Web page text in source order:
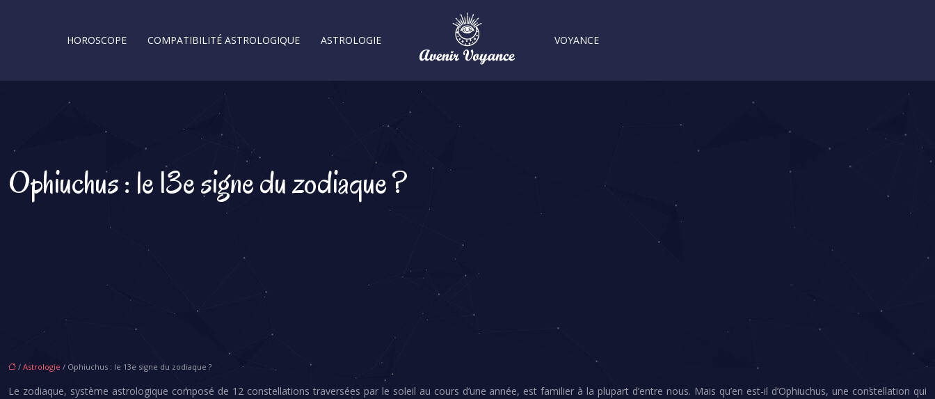
ASTROLOGIE
COMPATIBILITÉ ASTROLOGIQUE
HOROSCOPE VOYANCE
Ophiuchus : le 13e signe du zodiaque ?
/ Astrologie / Ophiuchus : le 13e signe du zodiaque ?
Le zodiaque, système astrologique composé de 12 constellations traversées par le soleil au cours d’une année, est familier à la plupart d’entre nous. Mais qu’en est-il d’Ophiuchus, une constellation qui